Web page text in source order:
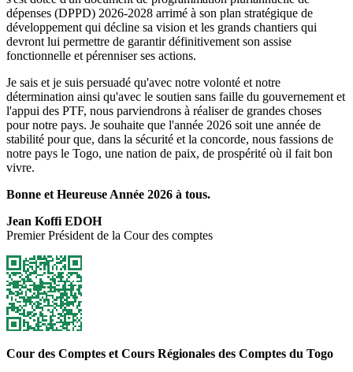
dépenses (DPPD) 2026-2028 arrimé à son plan stratégique de
développement qui décline sa vision et les grands chantiers qui
devront lui permettre de garantir définitivement son assise
fonctionnelle et pérenniser ses actions.
Je sais et je suis persuadé qu'avec notre volonté et notre
détermination ainsi qu'avec le soutien sans faille du gouvernement et
l'appui des PTF, nous parviendrons à réaliser de grandes choses
pour notre pays. Je souhaite que l'année 2026 soit une année de
stabilité pour que, dans la sécurité et la concorde, nous fassions de
notre pays le Togo, une nation de paix, de prospérité où il fait bon
vivre.
Bonne et Heureuse Année 2026 à tous.
Jean Koffi EDOH
Premier Président de la Cour des comptes
Cour des Comptes et Cours Régionales des Comptes du Togo